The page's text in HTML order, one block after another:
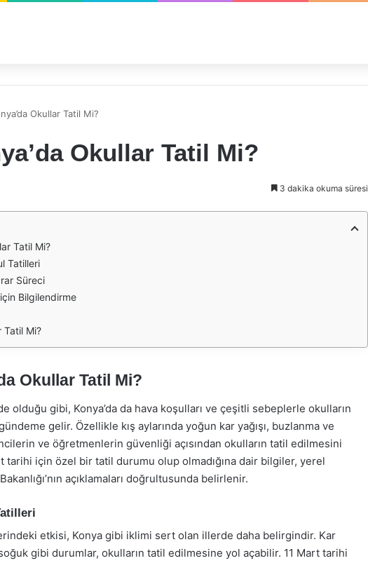
Okullar Tatil Mi?
Okullar Tatil Mi?
3 dakika okuma süresi
Tatil Mi?
Tatilleri
Süreci
Bilgilendirme
Tatil Mi?
Okullar Tatil Mi?
olduğu gibi, Konya’da da hava koşulları ve çeşitli sebeplerle okulların
gelir. Özellikle kış aylarında yoğun kar yağışı, buzlanma ve
ve öğretmenlerin güvenliği açısından okulların tatil edilmesini
tarihi için özel bir tatil durumu olup olmadığına dair bilgiler, yerel
açıklamaları doğrultusunda belirlenir.
etkisi, Konya gibi iklimi sert olan illerde daha belirgindir. Kar
soğuk gibi durumlar, okulların tatil edilmesine yol açabilir. 11 Mart tarihi